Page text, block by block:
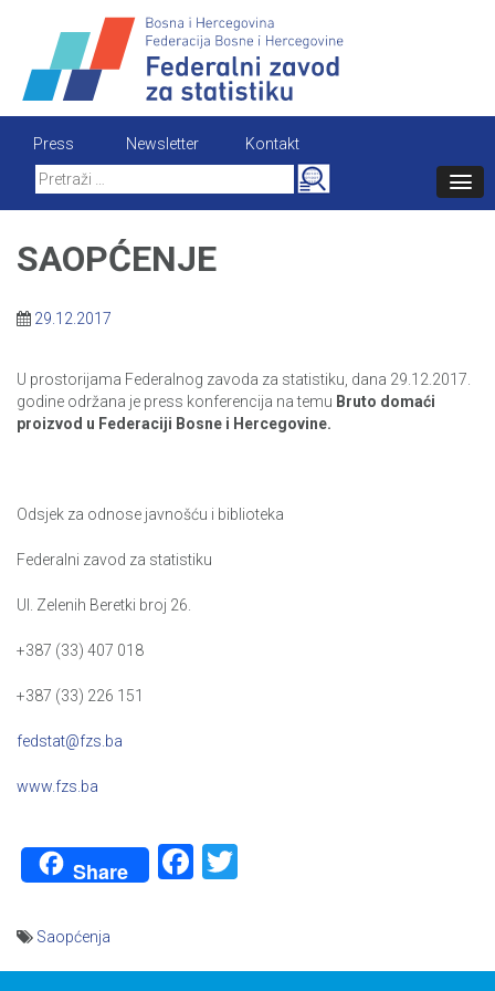
content
Press Newsletter
Kontakt
Search
for:
SAOPĆENJE
29.12.2017
U prostorijama Federalnog zavoda za statistiku, dana 29.12.2017.
godine održana je press konferencija na temu Bruto domaći
proizvod u Federaciji Bosne i Hercegovine.
Odsjek za odnose javnošću i biblioteka
Federalni zavod za statistiku
Ul. Zelenih Beretki broj 26.
+387 (33) 407 018
+387 (33) 226 151
fedstat@fzs.ba
www.fzs.ba
Share Facebook
Saopćenja